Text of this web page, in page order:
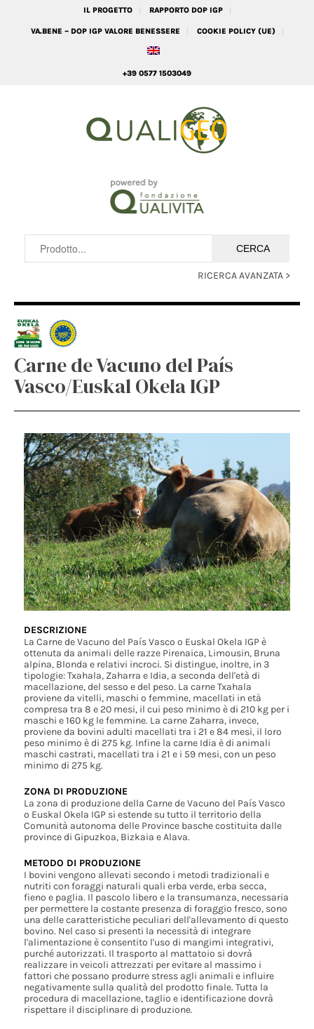
IL PROGETTO RAPPORTO DOP IGP
VA.BENE – DOP IGP VALORE BENESSERE COOKIE POLICY (UE)
+39 0577 1503049
RICERCA AVANZATA >
Carne de Vacuno del País
Vasco/Euskal Okela IGP
DESCRIZIONE
La Carne de Vacuno del País Vasco o Euskal Okela IGP è
ottenuta da animali delle razze Pirenaica, Limousin, Bruna
alpina, Blonda e relativi incroci. Si distingue, inoltre, in 3
tipologie: Txahala, Zaharra e Idia, a seconda dell'età di
macellazione, del sesso e del peso. La carne Txahala
proviene da vitelli, maschi o femmine, macellati in età
compresa tra 8 e 20 mesi, il cui peso minimo è di 210 kg per i
maschi e 160 kg le femmine. La carne Zaharra, invece,
proviene da bovini adulti macellati tra i 21 e 84 mesi, il loro
peso minimo è di 275 kg. Infine la carne Idia è di animali
maschi castrati, macellati tra i 21 e i 59 mesi, con un peso
minimo di 275 kg.
ZONA DI PRODUZIONE
La zona di produzione della Carne de Vacuno del País Vasco
o Euskal Okela IGP si estende su tutto il territorio della
Comunità autonoma delle Province basche costituita dalle
province di Gipuzkoa, Bizkaia e Alava.
METODO DI PRODUZIONE
I bovini vengono allevati secondo i metodi tradizionali e
nutriti con foraggi naturali quali erba verde, erba secca,
fieno e paglia. Il pascolo libero e la transumanza, necessaria
per permettere la costante presenza di foraggio fresco, sono
una delle caratteristiche peculiari dell'allevamento di questo
bovino. Nel caso si presenti la necessità di integrare
l'alimentazione è consentito l'uso di mangimi integrativi,
purché autorizzati. Il trasporto al mattatoio si dovrà
realizzare in veicoli attrezzati per evitare al massimo i
fattori che possano produrre stress agli animali e influire
negativamente sulla qualità del prodotto finale. Tutta la
procedura di macellazione, taglio e identificazione dovrà
rispettare il disciplinare di produzione.